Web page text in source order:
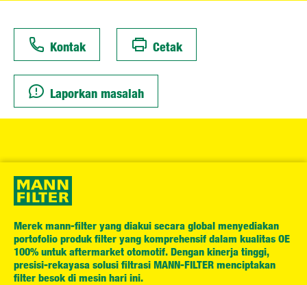
Kontak Cetak
Laporkan masalah
Merek mann-filter yang diakui secara global menyediakan
portofolio produk filter yang komprehensif dalam kualitas OE
100% untuk aftermarket otomotif. Dengan kinerja tinggi,
presisi-rekayasa solusi filtrasi MANN-FILTER menciptakan
filter besok di mesin hari ini.